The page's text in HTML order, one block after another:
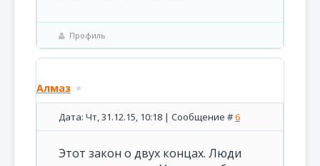
Профиль
Алмаз
Дата: Чт, 31.12.15, 10:18 | Сообщение #6
Этот закон о двух концах. Люди